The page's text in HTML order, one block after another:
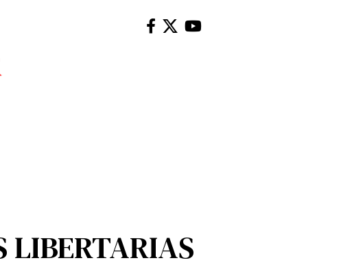
LIBERTARIAS